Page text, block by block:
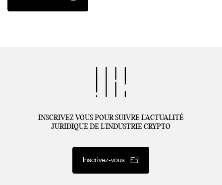
INSCRIVEZ VOUS POUR SUIVRE L’ACTUALITÉ
JURIDIQUE DE L’INDUSTRIE CRYPTO
Inscrivez-vous